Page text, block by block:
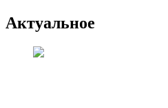
Актуальное